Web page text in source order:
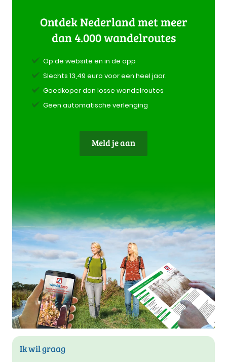
Ontdek Nederland met meer
dan 4.000 wandelroutes
Op de website en in de app
Slechts 13,49 euro voor een heel jaar.
Goedkoper dan losse wandelroutes
Geen automatische verlenging
Meld je aan
Ik wil graag